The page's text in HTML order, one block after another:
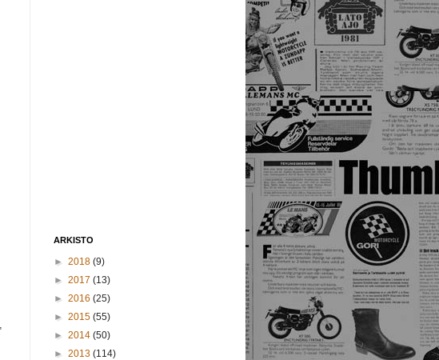
ARKISTO
► 2018 (9)
► 2017 (13)
► 2016 (25)
► 2015 (55)
► 2014 (50)
► 2013 (114)